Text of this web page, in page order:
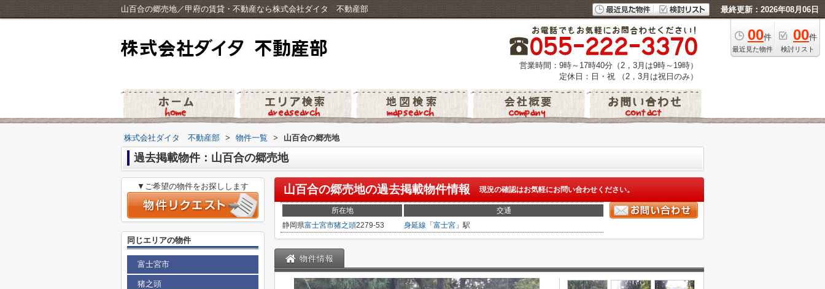
山百合の郷売地／甲府の賃貸・不動産なら株式会社ダイタ 不動産部 最終更新：2026年08月06日
00件
最近見た物件
00件
検討リスト
営業時間：9時～17時40分（2，3月は9時～19時）
定休日：日・祝 （2，3月は祝日のみ）
株式会社ダイタ 不動産部 > 物件一覧 > 山百合の郷売地
過去掲載物件：山百合の郷売地
山百合の郷売地の過去掲載物件情報 現況の確認はお気軽にお問い合わせください。
所在地
交通
静岡県富士宮市猪之頭2279-53 身延線 「 富士宮 」駅
物件情報
▼ご希望の物件をお探しします
同じエリアの物件
富士宮市
猪之頭